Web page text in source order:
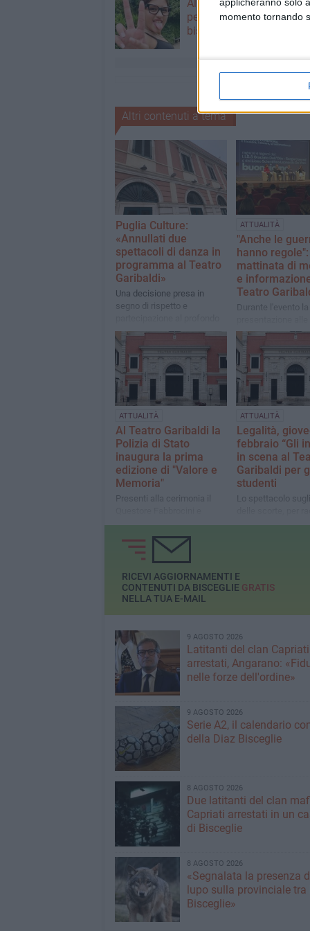
momento tornando
Alicia Amoruso, nuove
per ricordare la 12enne
biscegliese
Altri contenuti a tema
Puglia Culture:
«Annullati due
spettacoli di danza in
programma al Teatro
Garibaldi»
Una decisione presa in
segno di rispetto e
dolore che ha colpito la
ATTUALITÀ
"Anche le
hanno regole":
mattinata di
e
Teatro
Durante l'evento la
della borsa di
onore di Carlo De
dibattito sul Diritto
Internazionale
ATTUALITÀ
Al Teatro Garibaldi la
Polizia di Stato
inaugura la prima
edizione di "Valore e
Memoria"
Presenti alla cerimonia il
Procuratore della
Repubblica del Tribunale di
Napoli, Nicola Gratteri
ATTUALITÀ
Legalità,
febbraio “Gli
in scena al
Garibaldi per
studenti
Lo spettacolo
delle scorte, per
storie spesso
RICEVI AGGIORNAMENTI E
CONTENUTI DA BISCEGLIE GRATIS
NELLA TUA E-MAIL
9 AGOSTO 2026
Latitanti del clan Capriati
arrestati, Angarano:
nelle forze dell'ordine»
9 AGOSTO 2026
Serie A2, il calendario
della Diaz Bisceglie
8 AGOSTO 2026
Due latitanti del clan
Capriati arrestati in un
di Bisceglie
8 AGOSTO 2026
«Segnalata la presenza
lupo sulla provinciale tra
Bisceglie»